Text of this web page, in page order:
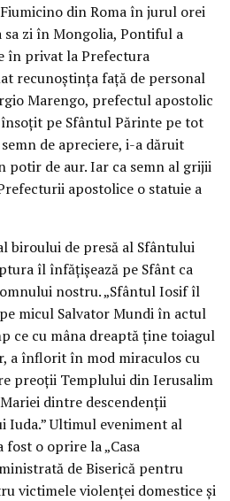
din Roma în jurul orei
sa zi în Mongolia, Pontiful a
în privat la Prefectura
recunoștința față de personal
Marengo, prefectul apostolic
pe Sfântul Părinte pe tot
de apreciere, i-a dăruit
potir de aur. Iar ca semn al grijii
apostolice o statuie a
biroului de presă al Sfântului
îl înfățișează pe Sfânt ca
nostru. „Sfântul Iosif îl
micul Salvator Mundi în actul
ce cu mâna dreaptă ține toiagul
a înflorit în mod miraculos cu
preoții Templului din Ierusalim
dintre descendenții
Ultimul eveniment al
o oprire la „Casa
de Biserică pentru
victimele violenței domestice și